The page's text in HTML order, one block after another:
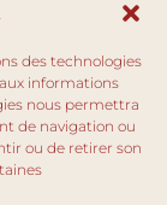
des technologies
informations
nous permettra
de navigation ou
ou de retirer son